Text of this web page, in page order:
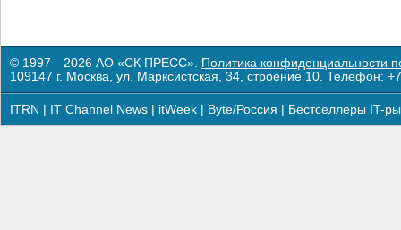
© 1997—2026 АО «СК ПРЕСС». Политика конфиденциальности
109147 г. Москва, ул. Марксистская, 34, строение 10. Телефон:
ITRN IT Channel News itWeek Byte/Россия Бестселлеры IT-